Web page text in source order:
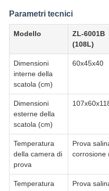
Parametri tecnici
Modello
ZL-6001B
(108L)
Dimensioni
interne della
scatola (cm)
60x45x40
Dimensioni
esterne della
scatola (cm)
Temperatura
della camera di
prova
Prova
Temperatura
Prova